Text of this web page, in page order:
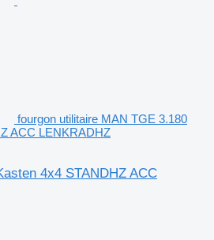
fourgon utilitaire MAN TGE 3.180
ACC LENKRADHZ
4x4 STANDHZ ACC